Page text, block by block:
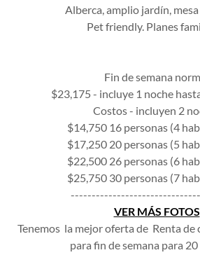
Alberca, amplio jardín,
Pet friendly. Planes
Fin de semana
$23,175 - incluye 1 noche
Costos - incluyen 2
$14,750 16 personas (4
$17,250 20 personas (5
$22,500 26 personas (6
$25,750 30 personas (7
VER MÁS FOTOS
Tenemos la mejor oferta de Renta de
para fin de semana para